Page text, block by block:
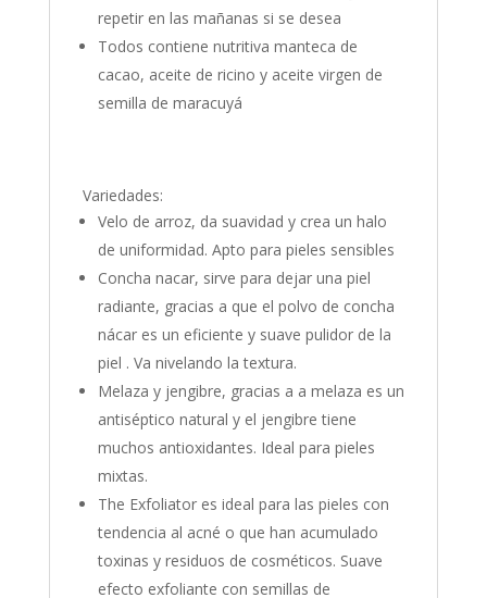
repetir en las mañanas si se desea
Todos contiene nutritiva manteca de
cacao, aceite de ricino y aceite virgen de
semilla de maracuyá
Variedades:
Velo de arroz, da suavidad y crea un halo
de uniformidad. Apto para pieles sensibles
Concha nacar, sirve para dejar una piel
radiante, gracias a que el polvo de concha
nácar es un eficiente y suave pulidor de la
piel . Va nivelando la textura.
Melaza y jengibre, gracias a a melaza es un
antiséptico natural y el jengibre tiene
muchos antioxidantes. Ideal para pieles
mixtas.
The Exfoliator es ideal para las pieles con
tendencia al acné o que han acumulado
toxinas y residuos de cosméticos. Suave
efecto exfoliante con semillas de